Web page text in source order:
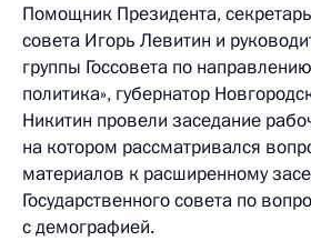
Помощник Президента, секретарь
совета Игорь Левитин и
группы Госсовета по
политика», губернатор
Никитин провели заседание
на котором рассматривался
материалов к расширенному
Государственного совета по
с демографией.